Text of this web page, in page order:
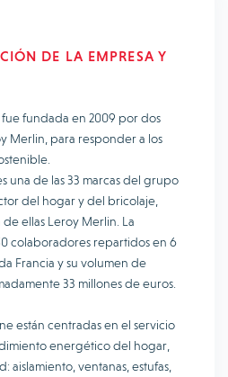
DE LA EMPRESA Y
fue fundada en 2009 por dos
Merlin, para responder a los
una de las 33 marcas del grupo
del hogar y del bricolaje,
ellas Leroy Merlin. La
colaboradores repartidos en 6
Francia y su volumen de
33 millones de euros.
están centradas en el servicio
energético del hogar,
aislamiento, ventanas, estufas,